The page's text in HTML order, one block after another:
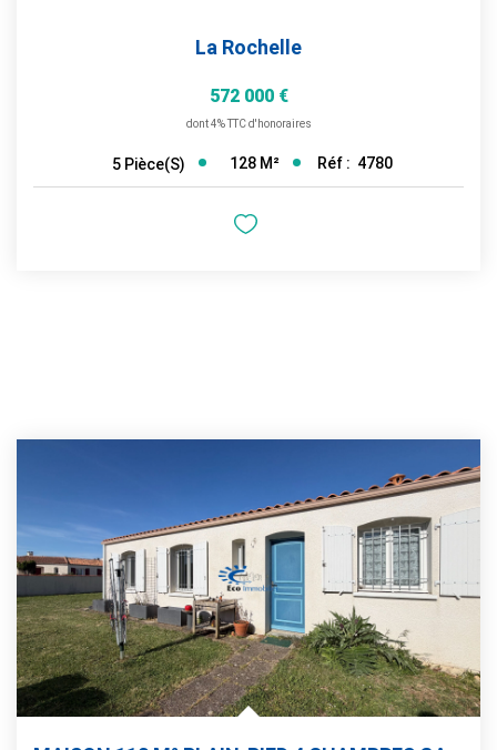
La Rochelle
572 000 €
dont 4% TTC d'honoraires
5 Pièce(s) 128 M² Réf : 4780